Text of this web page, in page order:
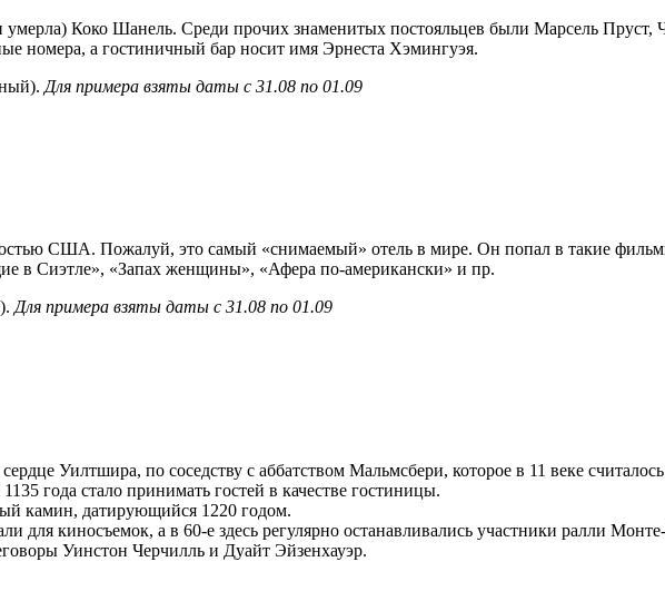
Коко Шанель. Среди прочих знаменитых постояльцев были Марсель Пруст,
номера, а гостиничный бар носит имя Эрнеста Хэмингуэя.
Для примера взяты даты с 31.08 по 01.09
США. Пожалуй, это самый «снимаемый» отель в мире. Он попал в такие
в Сиэтле», «Запах женщины», «Афера по-американски» и пр.
Для примера взяты даты с 31.08 по 01.09
Уилтшира, по соседству с аббатством Мальмсбери, которое в 11 веке
года стало принимать гостей в качестве гостиницы.
камин, датирующийся 1220 годом.
для киносъемок, а в 60-е здесь регулярно останавливались участники ралли
Уинстон Черчилль и Дуайт Эйзенхауэр.